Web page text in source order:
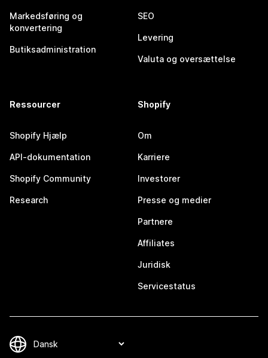
Markedsføring og
konvertering
Butiksadministration
SEO
Levering
Valuta og oversættelse
Ressourcer
Shopify Hjælp
API-dokumentation
Shopify Community
Research
Shopify
Om
Karriere
Investorer
Presse og medier
Partnere
Affiliates
Juridisk
Servicestatus